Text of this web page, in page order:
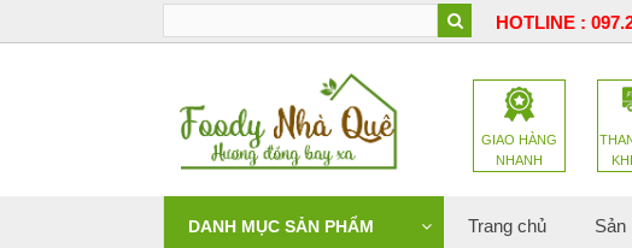
HOTLINE :
GIAO HÀNG
NHANH
DANH MỤC SẢN PHẨM Trang chủ Sản